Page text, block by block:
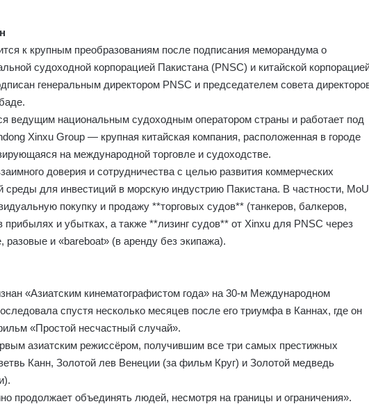
к крупным преобразованиям после подписания меморандума о
судоходной корпорацией Пакистана (PNSC) и китайской
генеральным директором PNSC и председателем совета
ведущим национальным судоходным оператором страны и работает под
Xinxu Group — крупная китайская компания, расположенная в городе
на международной торговле и судоходстве.
доверия и сотрудничества с целью развития коммерческих
среды для инвестиций в морскую индустрию Пакистана. В частности, MoU
покупку и продажу **торговых судов** (танкеров, балкеров,
прибылях и убытках, а также **лизинг судов** от Xinxu для PNSC через
и «bareboat» (в аренду без экипажа).
«Азиатским кинематографистом года» на 30-м Международном
спустя несколько месяцев после его триумфа в Каннах, где он
«Простой несчастный случай».
азиатским режиссёром, получившим все три самых престижных
Канн, Золотой лев Венеции (за фильм Круг) и Золотой медведь
продолжает объединять людей, несмотря на границы и ограничения».